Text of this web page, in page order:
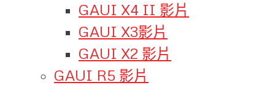
GAUI X4 II 影片
GAUI X3影片
GAUI X2 影片
GAUI R5 影片